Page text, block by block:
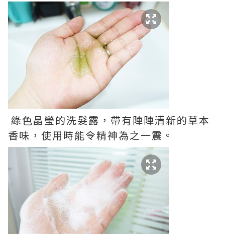
綠色晶瑩的洗髮露，帶有陣陣清新的草本
香味，使用時能令精神為之一震。